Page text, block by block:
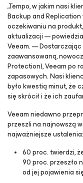
„Tempo, w jakim nasi
Backup and
oczekiwaniu na
aktualizacji —
Veeam. —
zaawansowaną,
Protection), Veeam po
zapasowych. Nasi
było kwestią minut, że
się skrócił i że ich
Veeam niedawno
przeszli na najnowszą
najważniejsze ustalenia:
60 proc. twierdzi,
90 proc. przeszło
od jej pojawienia